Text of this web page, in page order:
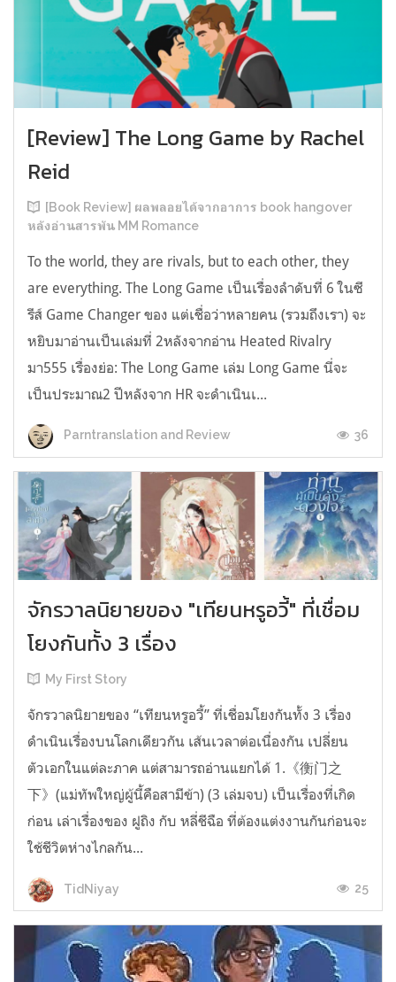
[Review] The Long Game by Rachel
Reid
[Book Review] ผลพลอยได้จากอาการ book hangover
หลังอ่านสารพัน MM Romance
To the world, they are rivals, but to each other, they
are everything. The Long Game เป็นเรื่องลำดับที่ 6 ในซี
รีส์ Game Changer ของ แต่เชื่อว่าหลายคน (รวมถึงเรา) จะ
หยิบมาอ่านเป็นเล่มที่ 2หลังจากอ่าน Heated Rivalry
มา555 เรื่องย่อ: The Long Game เล่ม Long Game นี่จะ
เป็นประมาณ2 ปีหลังจาก HR จะดำเนินเ...
Parntranslation and Review 36
จักรวาลนิยายของ "เทียนหรูอวี้" ที่เชื่อม
โยงกันทั้ง 3 เรื่อง
My First Story
จักรวาลนิยายของ “เทียนหรูอวี้” ที่เชื่อมโยงกันทั้ง 3 เรื่อง
ดำเนินเรื่องบนโลกเดียวกัน เส้นเวลาต่อเนื่องกัน เปลี่ยน
ตัวเอกในแต่ละภาค แต่สามารถอ่านแยกได้ 1.《衡门之
下》(แม่ทัพใหญ่ผู้นี้คือสามีข้า) (3 เล่มจบ) เป็นเรื่องที่เกิด
ก่อน เล่าเรื่องของ ฝูถิง กับ หลี่ชีฉือ ที่ต้องแต่งงานกันก่อนจะ
ใช้ชีวิตห่างไกลกัน...
TidNiyay 25